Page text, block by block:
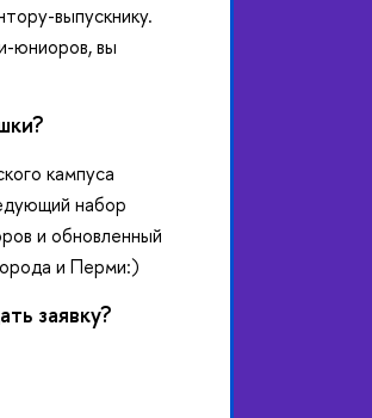
выпускнику.
юниоров, вы
кампуса
набор
и обновленный
и Перми:)
заявку?